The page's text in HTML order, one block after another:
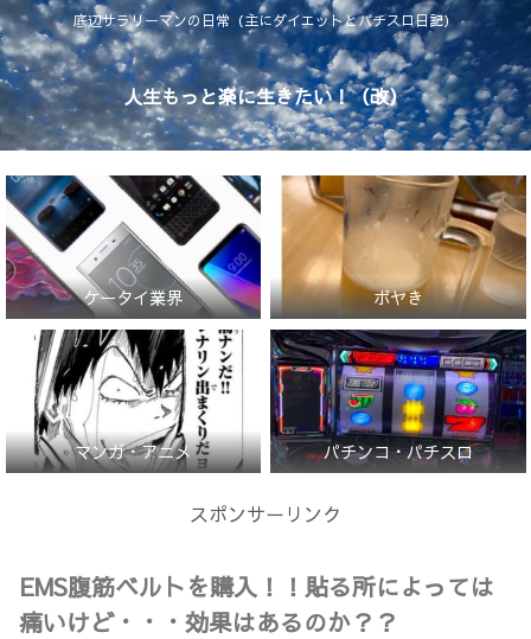
底辺サラリーマンの日常（主にダイエットとパチスロ日記）
人生もっと楽に生きたい！（改）
ケータイ業界 ボヤき
マンガ・アニメ パチンコ・パチスロ
スポンサーリンク
EMS腹筋ベルトを購入！！貼る所によっては
痛いけど・・・効果はあるのか？？